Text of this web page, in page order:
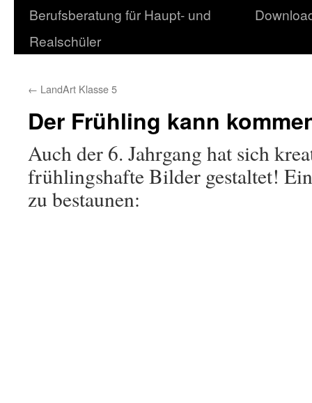
Berufsberatung für Haupt- und
Realschüler
← LandArt Klasse 5
Der Frühling kann
Auch der 6. Jahrgang hat sich
frühlingshafte Bilder gestaltet!
zu bestaunen: